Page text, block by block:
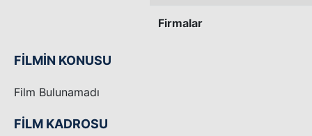
Firmalar
FİLMİN KONUSU
Film Bulunamadı
FİLM KADROSU